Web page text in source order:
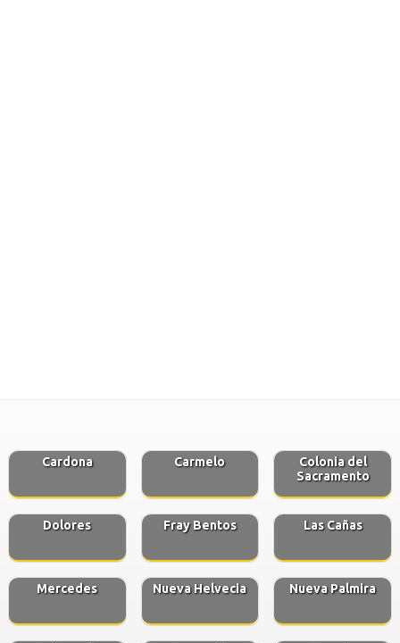
Cardona Carmelo
Colonia del
Sacramento
Dolores Fray Bentos Las Cañas
Mercedes Nueva Helvecia Nueva Palmira